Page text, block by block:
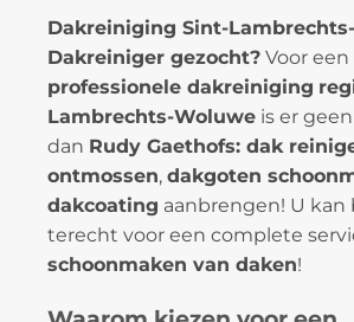
Dakreiniging Sint-
Dakreiniger gezocht? Voor een
professionele dakreiniging
Lambrechts-Woluwe is er
dan Rudy Gaethofs: dak
ontmossen, dakgoten
dakcoating aanbrengen! U kan
terecht voor een complete
schoonmaken van daken!